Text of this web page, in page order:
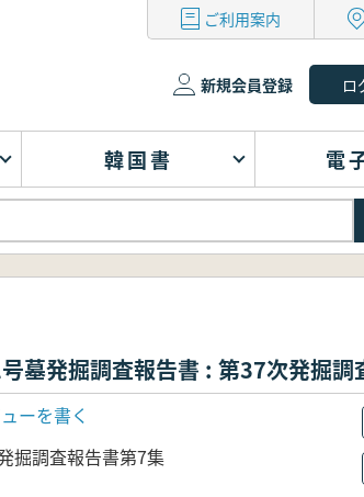
ご利用案内
新規会員登録
韓国書 電
墓発掘調査報告書 : 第37次発掘調
ーを書く
掘調査報告書第7集